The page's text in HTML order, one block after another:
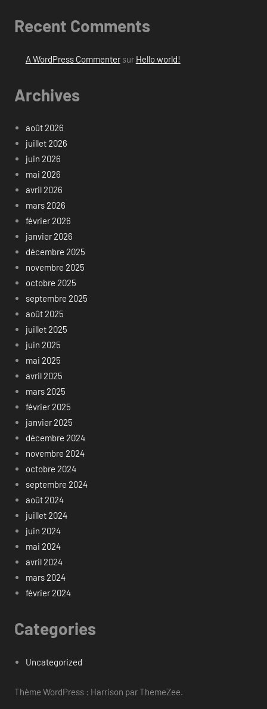
Recent Comments
A WordPress Commentersur Hello world!
Archives
août 2026
juillet 2026
juin 2026
mai 2026
avril 2026
mars 2026
février 2026
janvier 2026
décembre 2025
novembre 2025
octobre 2025
septembre 2025
août 2025
juillet 2025
juin 2025
mai 2025
avril 2025
mars 2025
février 2025
janvier 2025
décembre 2024
novembre 2024
octobre 2024
septembre 2024
août 2024
juillet 2024
juin 2024
mai 2024
avril 2024
mars 2024
février 2024
Categories
Uncategorized
Thème WordPress : Harrison par ThemeZee.